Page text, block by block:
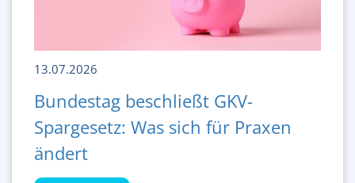
13.07.2026
Bundestag beschließt GKV-
Spargesetz: Was sich für Praxen
ändert